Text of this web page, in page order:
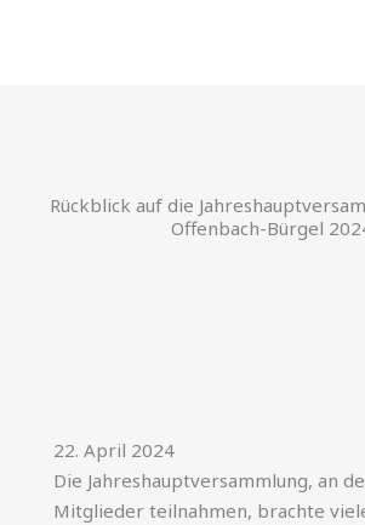
Rückblick auf die
Offenbach-Bürgel
22. April 2024
Die Jahreshauptversammlung, an
Mitglieder teilnahmen, brachte